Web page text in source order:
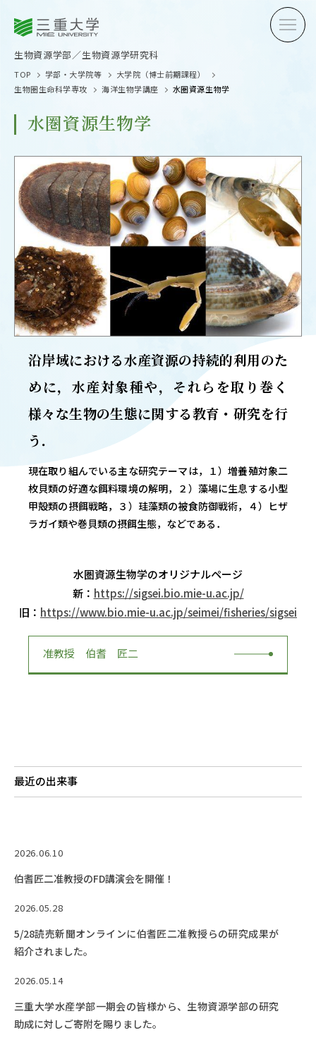
生物資源学部 生物資源学研究科
受験生の方へ 在学生
卒業生の方へ 企業・
OPEN CAMPUS
オープンキャンパス
OUR OPEN
学問探求セミナー
学生研究紹介・
ABOUT
学部概要
ADMISSION
入試情報
RESEARCH
研究
パンフレット
BULLETIN
生物資源学研究科紀要
TOP 学部・大学院等
大学院（博士前期課程）
生物圏生命科学専攻
海洋生物学講座 水圏資源生物学
水圏資源生物学
沿岸域における水産資源の持続的利用のた
めに，水産対象種や，それらを取り巻く
様々な生物の生態に関する教育・研究を行
う．
現在取り組んでいる主な研究テーマは，１）増養殖対象二
枚貝類の好適な餌料環境の解明，２）藻場に生息する小型
甲殻類の摂餌戦略，３）珪藻類の被食防御戦術，４）ヒザ
ラガイ類や巻貝類の摂餌生態，などである．
水圏資源生物学のオリジナルページ
新： https://sigsei.bio.mie-u.ac.jp/
旧： https://www.bio.mie-u.ac.jp/seimei/fisheries/sigsei
准教授 伯耆 匠二
最近の出来事
2026.06.10
伯耆匠二准教授のFD講演会を開催！
2026.05.28
5/28読売新聞オンラインに伯耆匠二准教授らの研究成果が
紹介されました。
2026.05.14
三重大学水産学部一期会の皆様から、生物資源学部の研究
助成に対しご寄附を賜りました。